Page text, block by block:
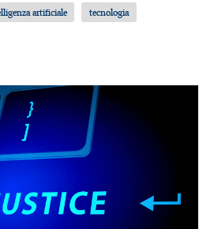
artificiale tecnologia